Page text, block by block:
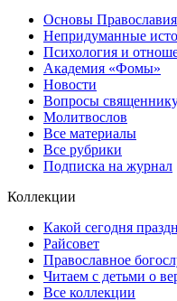
Основы Православия
Непридуманные
Психология и
Академия «Фомы»
Новости
Вопросы
Молитвослов
Все материалы
Все рубрики
Подписка на журнал
Коллекции
Какой сегодня
Райсовет
Православное
Читаем с детьми о
Все коллекции